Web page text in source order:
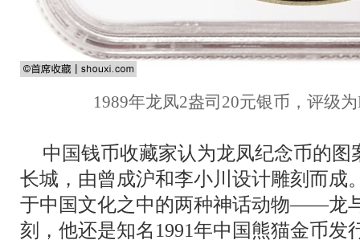
1989年龙凤2盎司20元银币，评级为
中国钱币收藏家认为龙凤纪念币的
长城，由曾成沪和李小川设计雕刻而成
于中国文化之中的两种神话动物——龙
刻，他还是知名1991年中国熊猫金币发